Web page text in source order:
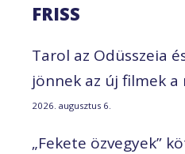
FRISS
Tarol az Odüsszeia
jönnek az új filmek a
2026. augusztus 6.
„Fekete özvegyek”